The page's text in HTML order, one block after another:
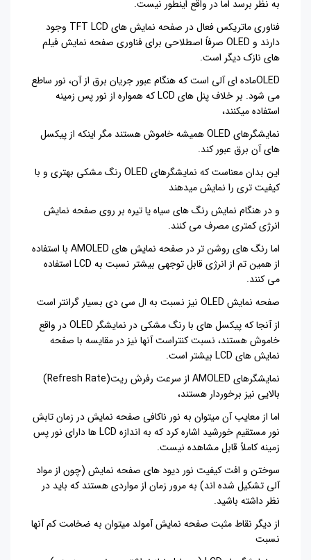
به نظر برسد اما در واقع اینطور نیست.
فناوری ماتریکس فعال در صفحه نمایش های TFT LCD وجود
دارند و OLED صرفاً اصطلاحی برای فناوری صفحه نمایش فیلم
های نازک دیگر است.
OLEDماده ای آلی است که هنگام عبور جریان برق از آن، نور ساطع
می شود. بر خلاف پنل های LCDکه همواره از نور پس زمینه
استفاده میکنند،
نمایشگرهای OLEDهمیشه خاموش هستند مگر اینکه از پیکسل
های آن برق عبور کند.
این بدان معناست که نمایشگرهای OLED رنگ مشکی بهتری و با
کیفیت تری را نمایش میدهند
و در هنگام نمایش رنگ های سیاه یا تیره بر روی صفحه نمایش
انرژی کمتری مصرف می کنند.
اما رنگ های روشن تر در صفحه نمایش های AMOLED با استفاده
از همین تم از انرژی قابل توجهی بیشتر نسبت به LCD استفاده
می کنند.
صفحه نمایش OLED نیز نسبت به ال سی دی بسیار گرانتر است
از آنجا که پیکسل های با رنگ مشکی در نمایشگر OLEDدر واقع
خاموش هستند، نسبت کنتراست آنها نیز در مقایسه با صفحه
نمایش های LCD بیشتر است.
نمایشگرهای AMOLED از سرعت رفرش ریت(Refresh Rate)
بالایی نیز برخوردار هستند،
اما از معایب آن میتوان به نور ناکافی صفحه نمایش در زمان تابش
نور مستقیم خورشید اشاره کرد که به اندازه LCDها دارای نور پس
زمینه کاملاً قابل مشاهده نیست.
سوختن و افت کیفیت نور دیود های صفحه نمایش (چون از مواد
آلی تشکیل شده اند) به مرور زمان از مواردی هستند که باید در
نظر داشته باشید.
از دیگر نقاط مثبت صفحه نمایش آمولد میتوان به ضخامت کم آنها
نسبت